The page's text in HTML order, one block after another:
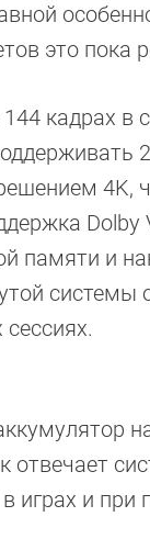
это пока
кадрах в
4K,
Dolby
памяти и
системы
играх и